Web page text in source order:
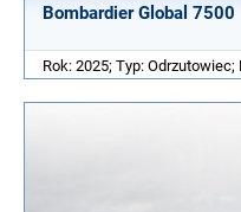
Bombardier Global 7500
Rok: 2025; Typ: Odrzutowiec;